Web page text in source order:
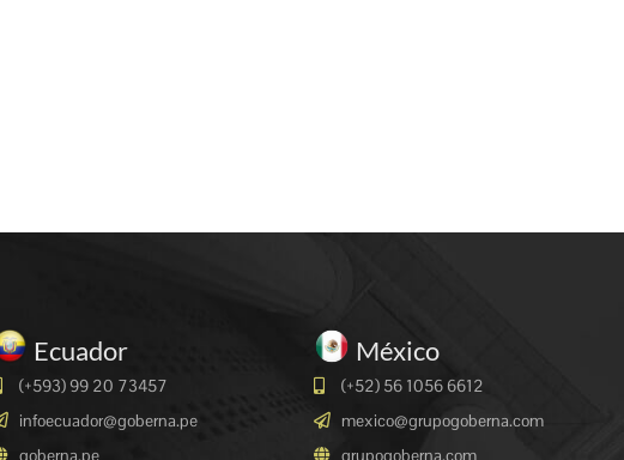
Ecuador
(+593) 99 20 73457
infoecuador@goberna.pe
goberna.pe
México
(+52) 56 1056 6612
mexico@grupogoberna.com
grupogoberna.com